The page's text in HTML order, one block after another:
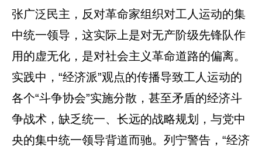
张广泛民主，反对革命家组织对工人运动的集
中统一领导，这实际上是对无产阶级先锋队作
用的虚无化，是对社会主义革命道路的偏离。
实践中，“经济派”观点的传播导致工人运动的
各个“斗争协会”实施分散，甚至矛盾的经济斗
争战术，缺乏统一、长远的战略规划，与党中
央的集中统一领导背道而驰。列宁警告，“经济